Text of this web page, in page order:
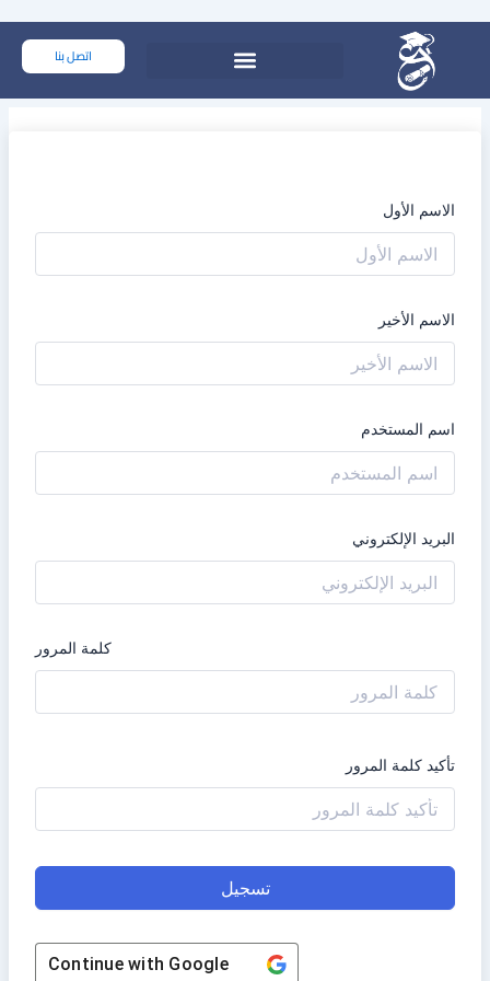
المحتوى
اتصل بنا
الاسم الأول
الاسم الأخير
اسم المستخدم
البريد الإلكتروني
كلمة المرور
تأكيد كلمة المرور
تسجيل
Continue with Google